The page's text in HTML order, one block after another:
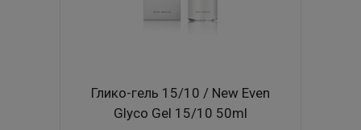
Глико-гель 15/10 / New Even
Glyco Gel 15/10 50ml